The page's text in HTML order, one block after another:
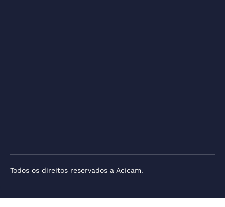
Todos os direitos reservados a Acicam.